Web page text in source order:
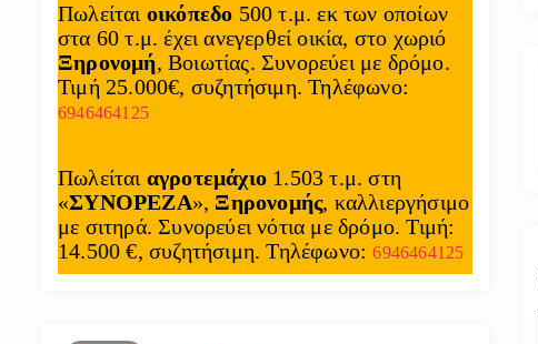
Πωλείται οικόπεδο 500 τ.μ. εκ των οποίων
στα 60 τ.μ. έχει ανεγερθεί οικία, στο χωριό
Ξηρονομή, Βοιωτίας. Συνορεύει με δρόμο.
Τιμή 25.000€, συζητήσιμη. Τηλέφωνο:
6946464125
Πωλείται αγροτεμάχιο 1.503 τ.μ. στη
«ΣΥΝΟΡΕΖΑ», Ξηρονομής, καλλιεργήσιμο
με σιτηρά. Συνορεύει νότια με δρόμο. Τιμή:
14.500 €, συζητήσιμη. Τηλέφωνο:6946464125